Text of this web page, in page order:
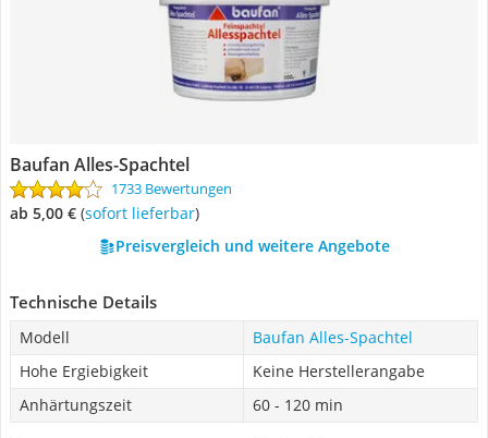
Baufan Alles-Spachtel
1733 Bewertungen
ab 5,00 € ( Sofort lieferbar)
Preisvergleich und weitere Angebote
Technische Details
Modell
Baufan Alles-Spachtel
Hohe Ergiebigkeit
Keine Herstellerangabe
Anhärtungszeit
60 - 120 min